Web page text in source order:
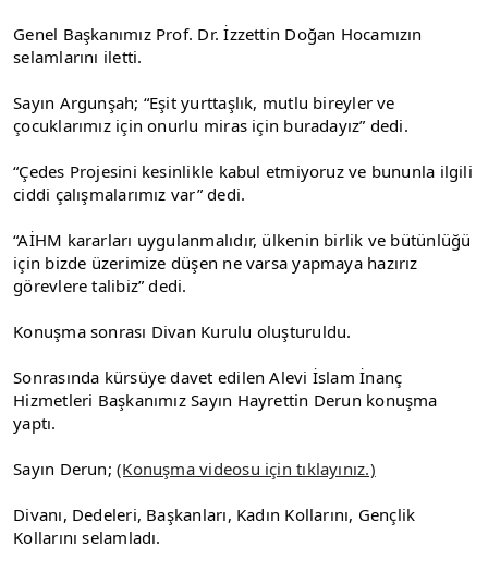
Genel Başkanımız Prof. Dr. İzzettin Doğan Hocamızın
selamlarını iletti.
Sayın Argunşah; “Eşit yurttaşlık, mutlu bireyler ve
çocuklarımız için onurlu miras için buradayız” dedi.
“Çedes Projesini kesinlikle kabul etmiyoruz ve bununla ilgili
ciddi çalışmalarımız var” dedi.
“AİHM kararları uygulanmalıdır, ülkenin birlik ve bütünlüğü
için bizde üzerimize düşen ne varsa yapmaya hazırız
görevlere talibiz” dedi.
Konuşma sonrası Divan Kurulu oluşturuldu.
Sonrasında kürsüye davet edilen Alevi İslam İnanç
Hizmetleri Başkanımız Sayın Hayrettin Derun konuşma
yaptı.
Sayın Derun; (Konuşma videosu için tıklayınız.)
Divanı, Dedeleri, Başkanları, Kadın Kollarını, Gençlik
Kollarını selamladı.